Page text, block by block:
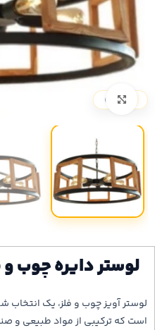
بزرگنمایی تصویر
لوستر دایره چوب و فلز ۴
لوستر آویز چوب و فلز، یک
است که ترکیبی از مواد طبیعی و